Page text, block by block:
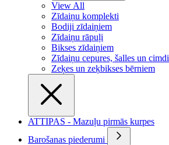
View All
Zīdaiņu komplekti
Bodiji zīdaiņiem
Zīdaiņu rāpuļi
Bikses zīdaiņiem
Zīdaiņu cepures, šalles un cimdi
Zeķes un zeķbikses bērniem
ATTIPAS - Mazuļu pirmās kurpes
Barošanas piederumi